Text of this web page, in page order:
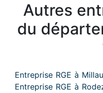
Autres
du
Entreprise RGE à
Entreprise RGE à